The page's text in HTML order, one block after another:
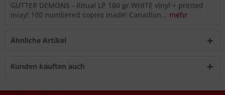
GUTTER DEMONS - Ritual LP 180 gr.WHITE vinyl + printed
inlay! 100 numbered copies made! Canadian... mehr
Ähnliche Artikel
Kunden kauften auch